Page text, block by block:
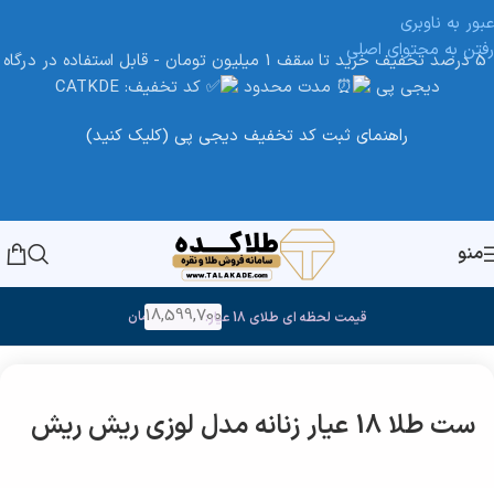
عبور به ناوبری
رفتن به محتوای اصلی
5 درصد تخفیف خرید تا سقف 1 میلیون تومان - قابل استفاده در درگاه
دیجی پی
مدت محدود
کد تخفیف: CATKDE
راهنمای ثبت کد تخفیف دیجی پی (کلیک کنید)
منو
تومان18,599,700 قیمت لحظه ای طلای 18 عیار:
ست طلا 18 عیار زنانه مدل لوزی ریش ریش